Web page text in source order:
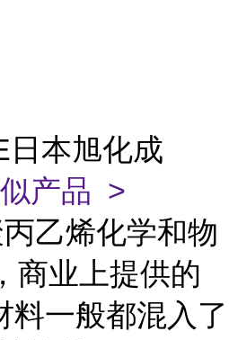
日本旭化成
产品 >
乙烯化学和物
商业上提供的
料一般都混入了